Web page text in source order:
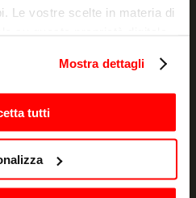
Le vostre scelte in materia di
consenso in qualsiasi
sui cookie o facendo clic
privacy.
sulla tua posizione
di qualche
Mostra dettagli
tutti
directly in your email
订阅